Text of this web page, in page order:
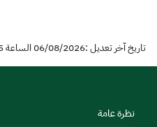
تاريخ آخر تعديل :06/08/2026 الساعة 09:55 مساءً
نظرة عامة